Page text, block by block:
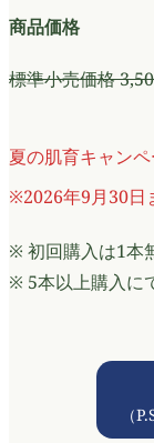
商品価格
標準小売価格
夏の肌育キャン
※2026年9月30日
※ 初回購入は1本
※ 5本以上購入に
（